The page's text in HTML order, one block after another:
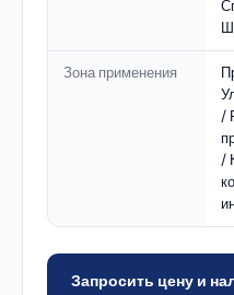
Зона применения
/
/
Запросить цену и